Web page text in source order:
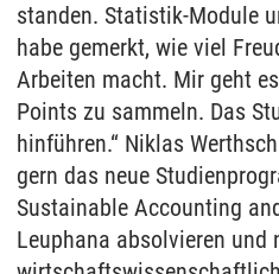
standen. Statistik-Module
habe gemerkt, wie viel
Arbeiten macht. Mir geht
Points zu sammeln. Das
hinführen.“ Niklas
gern das neue
Sustainable Accounting
Leuphana absolvieren und